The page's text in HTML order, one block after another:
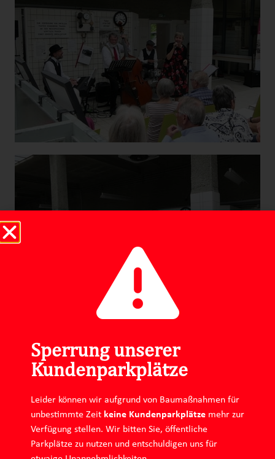
Impressum Datenschutz
Instagram Linkedin
Sperrung unserer
Kundenparkplätze
Leider können wir aufgrund von Baumaßnahmen für
unbestimmte Zeit keine Kundenparkplätze mehr zur
Verfügung stellen. Wir bitten Sie, öffentliche
Parkplätze zu nutzen und entschuldigen uns für